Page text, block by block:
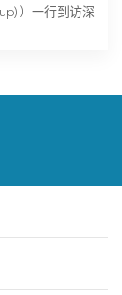
）一行到访深